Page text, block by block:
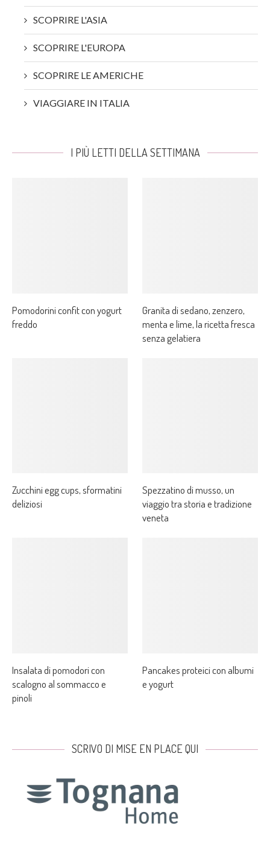
SCOPRIRE L'ASIA
SCOPRIRE L'EUROPA
SCOPRIRE LE AMERICHE
VIAGGIARE IN ITALIA
I PIÙ LETTI DELLA SETTIMANA
Pomodorini confit con yogurt
freddo
Granita di sedano, zenzero,
menta e lime, la ricetta fresca
senza gelatiera
Zucchini egg cups, sformatini
deliziosi
Spezzatino di musso, un
viaggio tra storia e tradizione
veneta
Insalata di pomodori con
scalogno al sommacco e
pinoli
Pancakes proteici con albumi
e yogurt
SCRIVO DI MISE EN PLACE QUI